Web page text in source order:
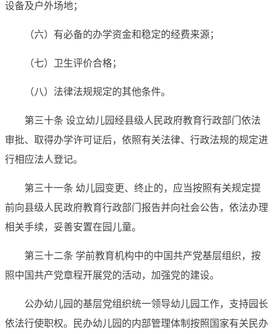
设备及户外场地；
（六）有必备的办学资金和稳定的经费来源；
（七）卫生评价合格；
（八）法律法规规定的其他条件。
第三十条 设立幼儿园经县级人民政府教育行政部门依法
审批、取得办学许可证后，依照有关法律、行政法规的规定进
行相应法人登记。
第三十一条 幼儿园变更、终止的，应当按照有关规定提
前向县级人民政府教育行政部门报告并向社会公告，依法办理
相关手续，妥善安置在园儿童。
第三十二条 学前教育机构中的中国共产党基层组织，按
照中国共产党章程开展党的活动，加强党的建设。
公办幼儿园的基层党组织统一领导幼儿园工作，支持园长
依法行使职权。民办幼儿园的内部管理体制按照国家有关民办